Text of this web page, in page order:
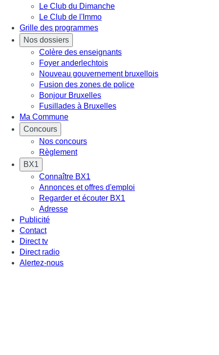
Le Club du Dimanche
Le Club de l'Immo
Grille des programmes
Nos dossiers
Colère des enseignants
Foyer anderlechtois
Nouveau gouvernement bruxellois
Fusion des zones de police
Bonjour Bruxelles
Fusillades à Bruxelles
Ma Commune
Concours
Nos concours
Règlement
BX1
Connaître BX1
Annonces et offres d'emploi
Regarder et écouter BX1
Adresse
Publicité
Contact
Direct tv
Direct radio
Alertez-nous